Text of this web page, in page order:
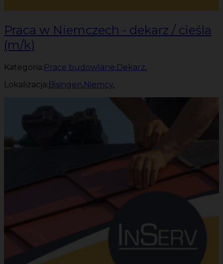
Praca w Niemczech - dekarz / cieśla
(m/k)
Kategoria:Prace budowlane,Dekarz,
Lokalizacja:Bisingen,Niemcy,